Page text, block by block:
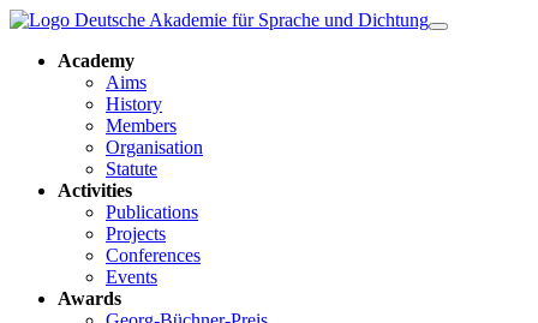
Academy
Aims
History
Members
Organisation
Statute
Activities
Publications
Projects
Conferences
Events
Awards